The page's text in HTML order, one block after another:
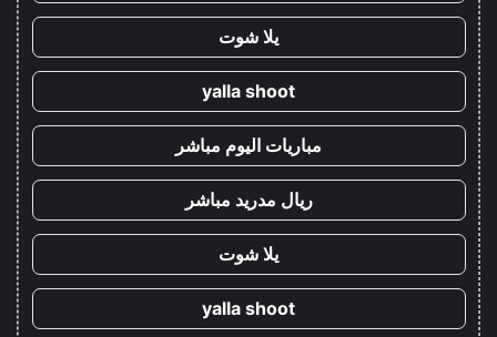
يلا شوت
yalla shoot
مباريات اليوم مباشر
ريال مدريد مباشر
يلا شوت
yalla shoot